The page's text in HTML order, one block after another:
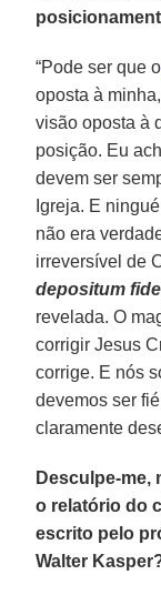
“Pode ser que
oposta à
visão oposta à
posição. Eu
devem ser
Igreja. E
não era
irreversível de
depositum
revelada. O
corrigir Jesus
corrige. E nós
devemos ser
claramente
Desculpe-me,
o relatório do
escrito pelo
Walter